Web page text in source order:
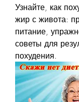
Узнайте, как
жир с живота:
питание,
советы для
похудения.